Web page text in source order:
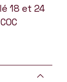
18 et 24